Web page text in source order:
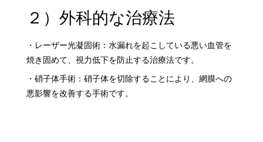
２）外科的な治療法
・レーザー光凝固術：水漏れを起こしている悪い血管を
焼き固めて、視力低下を防止する治療法です。
・硝子体手術：硝子体を切除することにより、網膜への
悪影響を改善する手術です。